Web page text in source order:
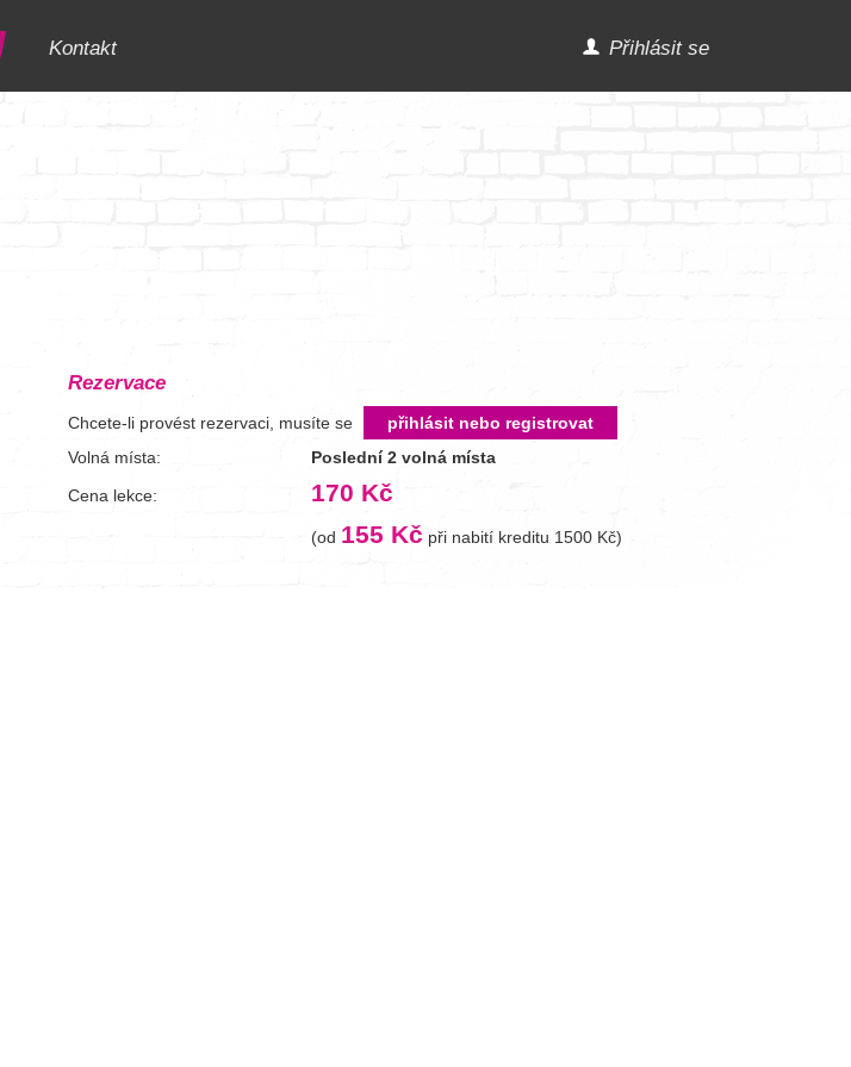
Kontakt Přihlásit se
Rezervace
Chcete-li provést rezervaci, musíte se
přihlásit nebo registrovat
Volná místa:
Poslední 2 volná místa
Cena lekce:
170 Kč
(od 155 Kč při nabití kreditu 1500 Kč)